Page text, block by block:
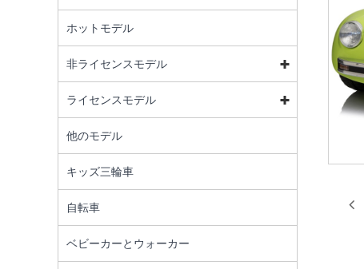
ホットモデル
非ライセンスモデル
ライセンスモデル
他のモデル
キッズ三輪車
自転車
ベビーカーとウォーカー